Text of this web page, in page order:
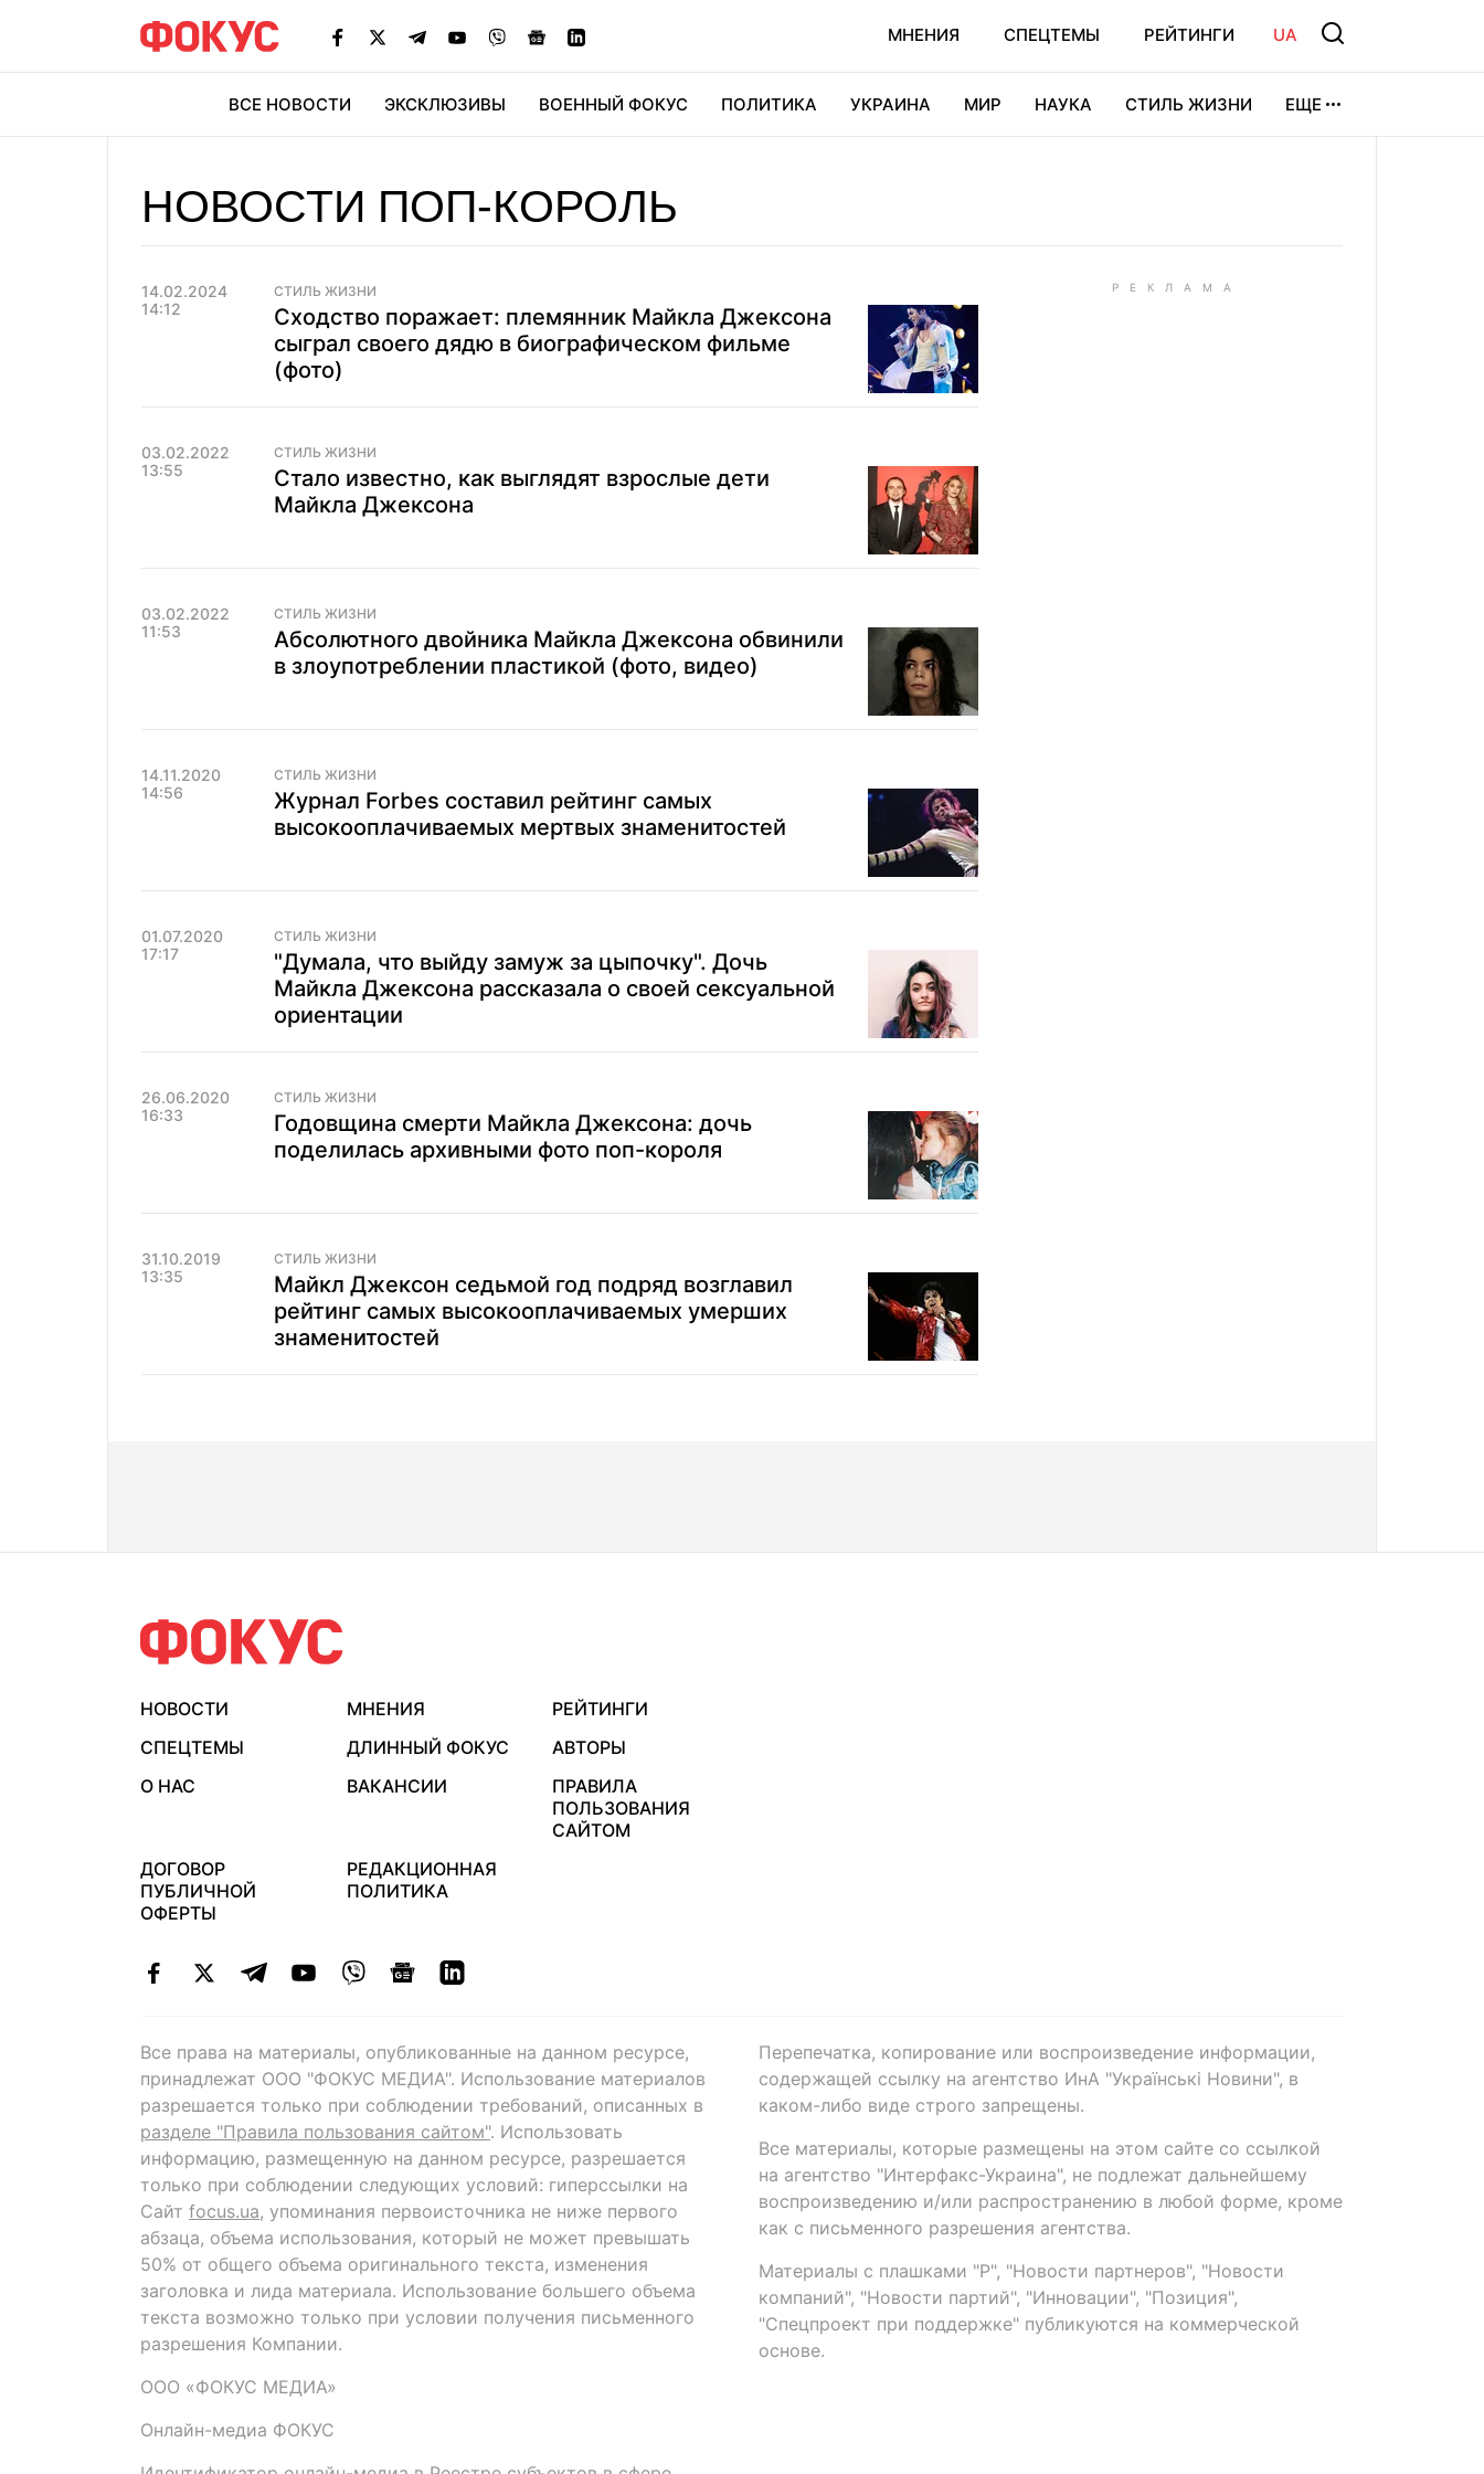
МНЕНИЯ СПЕЦТЕМЫ РЕЙТИНГИ UA
ВСЕ НОВОСТИ ЭКСКЛЮЗИВЫ ВОЕННЫЙ ФОКУС ПОЛИТИКА УКРАИНА МИР НАУКА СТИЛЬ ЖИЗНИ ЕЩЕ
НОВОСТИ ПОП-КОРОЛЬ
14.02.2024
14:12
СТИЛЬ ЖИЗНИ
Сходство поражает: племянник Майкла Джексона
сыграл своего дядю в биографическом фильме
(фото)
03.02.2022
13:55
СТИЛЬ ЖИЗНИ
Стало известно, как выглядят взрослые дети
Майкла Джексона
03.02.2022
11:53
СТИЛЬ ЖИЗНИ
Абсолютного двойника Майкла Джексона обвинили
в злоупотреблении пластикой (фото, видео)
14.11.2020
14:56
СТИЛЬ ЖИЗНИ
Журнал Forbes составил рейтинг самых
высокооплачиваемых мертвых знаменитостей
01.07.2020
17:17
СТИЛЬ ЖИЗНИ
"Думала, что выйду замуж за цыпочку". Дочь
Майкла Джексона рассказала о своей сексуальной
ориентации
26.06.2020
16:33
СТИЛЬ ЖИЗНИ
Годовщина смерти Майкла Джексона: дочь
поделилась архивными фото поп-короля
31.10.2019
13:35
СТИЛЬ ЖИЗНИ
Майкл Джексон седьмой год подряд возглавил
рейтинг самых высокооплачиваемых умерших
знаменитостей
НОВОСТИ МНЕНИЯ
РЕЙТИНГИ
СПЕЦТЕМЫ
ДЛИННЫЙ ФОКУС
АВТОРЫ
О НАС
ВАКАНСИИ
ПРАВИЛА
ПОЛЬЗОВАНИЯ
САЙТОМ
ДОГОВОР
ПУБЛИЧНОЙ
ОФЕРТЫ
РЕДАКЦИОННАЯ
ПОЛИТИКА
Все права на материалы, опубликованные на данном ресурсе,
принадлежат ООО "ФОКУС МЕДИА". Использование материалов
разрешается только при соблюдении требований, описанных в
разделе "Правила пользования сайтом". Использовать
информацию, размещенную на данном ресурсе, разрешается
только при соблюдении следующих условий: гиперссылки на
Сайт focus.ua, упоминания первоисточника не ниже первого
абзаца, объема использования, который не может превышать
50% от общего объема оригинального текста, изменения
заголовка и лида материала. Использование большего объема
текста возможно только при условии получения письменного
разрешения Компании.
ООО «ФОКУС МЕДИА»
Онлайн-медиа ФОКУС
Перепечатка, копирование или воспроизведение информации,
содержащей ссылку на агентство ИнА "Українські Новини", в
каком-либо виде строго запрещены.
Все материалы, которые размещены на этом сайте со ссылкой
на агентство "Интерфакс-Украина", не подлежат дальнейшему
воспроизведению и/или распространению в любой форме, кроме
как с письменного разрешения агентства.
Материалы с плашками "Р", "Новости партнеров", "Новости
компаний", "Новости партий", "Инновации", "Позиция",
"Спецпроект при поддержке" публикуются на коммерческой
основе.